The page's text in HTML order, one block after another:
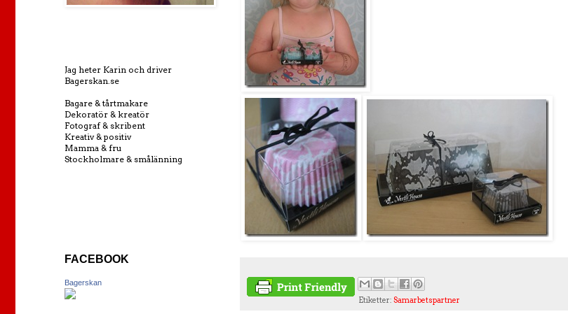
Etiketter:Samarbetspartner
Jag heter Karin och driver
Bagerskan.se
Bagare & tårtmakare
Dekoratör & kreatör
Fotograf & skribent
Kreativ & positiv
Mamma & fru
Stockholmare & smålänning
FACEBOOK
Bagerskan